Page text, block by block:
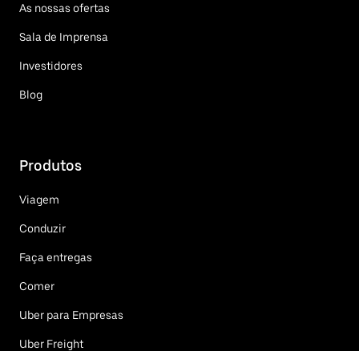
As nossas ofertas
Sala de Imprensa
Investidores
Blog
Produtos
Viagem
Conduzir
Faça entregas
Comer
Uber para Empresas
Uber Freight